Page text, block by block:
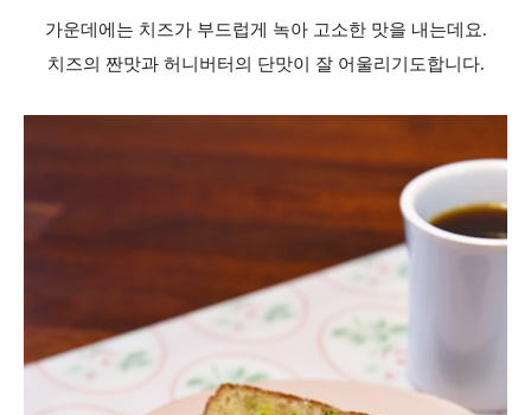
가운데에는 치즈가 부드럽게 녹아 고소한 맛을 내는데요.
치즈의 짠맛과 허니버터의 단맛이 잘 어울리기도합니다.